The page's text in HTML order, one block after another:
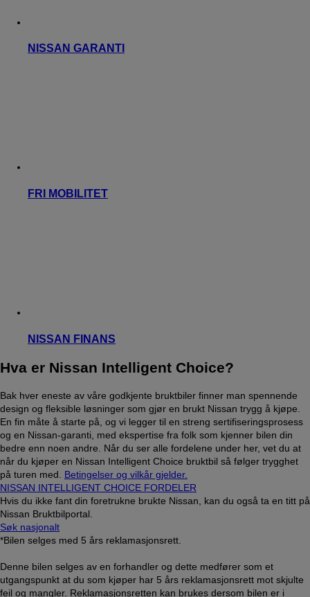
NISSAN GARANTI
FRI MOBILITET
NISSAN FINANS
Hva er Nissan Intelligent Choice?
Bak hver eneste av våre godkjente bruktbiler finner man spennende
design og fleksible løsninger som gjør en brukt Nissan trygg å kjøpe.
En fin måte å starte på, og vi legger til en streng sertifiseringsprosess
og en Nissan-garanti, med ekspertise fra folk som kjenner bilen din
bedre enn noen andre. Når du ser alle fordelene under her, vet du at
når du kjøper en Nissan Intelligent Choice bruktbil så følger trygghet
på turen med. Betingelser og vilkår gjelder.
NISSAN INTELLIGENT CHOICE FORDELER
Hvis du ikke fant din foretrukne brukte Nissan, kan du også ta en titt på
Nissan Bruktbilportal.
Søk nasjonalt
*Bilen selges med 5 års reklamasjonsrett.
Denne bilen selges av en forhandler og dette medfører som et
utgangspunkt at du som kjøper har 5 års reklamasjonsrett mot skjulte
feil og mangler. Reklamasjonsretten kan brukes dersom bilen er i